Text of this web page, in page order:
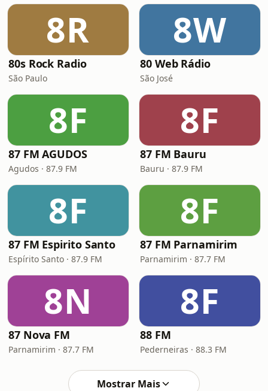
8R
80s Rock Radio
São Paulo
8W
80 Web Rádio
São José
8F
87 FM AGUDOS
Agudos · 87.9 FM
8F
87 FM Bauru
Bauru · 87.9 FM
8F
87 FM Espirito Santo
Espírito Santo · 87.9 FM
8F
87 FM Parnamirim
Parnamirim · 87.7 FM
8N
87 Nova FM
Parnamirim · 87.7 FM
8F
88 FM
Pederneiras · 88.3 FM
Mostrar Mais